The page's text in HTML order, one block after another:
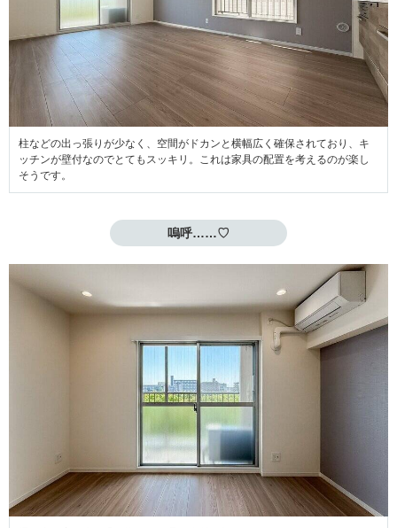
柱などの出っ張りが少なく、空間がドカンと横幅広く確保されており、キ
ッチンが壁付なのでとてもスッキリ。これは家具の配置を考えるのが楽し
そうです。
嗚呼……♡